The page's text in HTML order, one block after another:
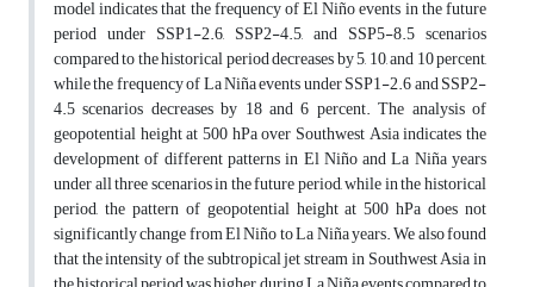
model indicates that the frequency of El Niño events in the future
period under SSP1-2.6, SSP2-4.5, and SSP5-8.5 scenarios
compared to the historical period decreases by 5, 10, and 10 percent,
while the frequency of La Niña events under SSP1-2.6 and SSP2-
4.5 scenarios decreases by 18 and 6 percent. The analysis of
geopotential height at 500 hPa over Southwest Asia indicates the
development of different patterns in El Niño and La Niña years
under all three scenarios in the future period, while in the historical
period, the pattern of geopotential height at 500 hPa does not
significantly change from El Niño to La Niña years. We also found
that the intensity of the subtropical jet stream in Southwest Asia in